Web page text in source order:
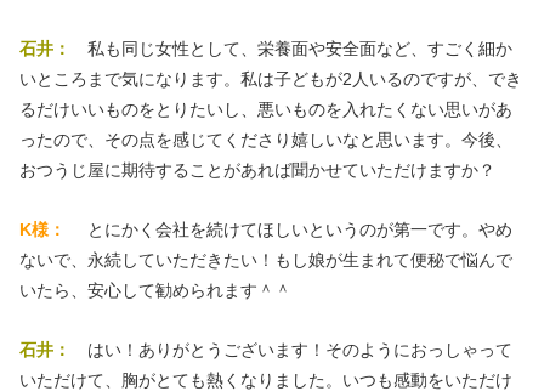
石井：
私も同じ女性として、栄養面や安全面など、すごく細か
いところまで気になります。私は子どもが2人いるのですが、でき
るだけいいものをとりたいし、悪いものを入れたくない思いがあ
ったので、その点を感じてくださり嬉しいなと思います。今後、
おつうじ屋に期待することがあれば聞かせていただけますか？
K様：
とにかく会社を続けてほしいというのが第一です。やめ
ないで、永続していただきたい！もし娘が生まれて便秘で悩んで
いたら、安心して勧められます＾＾
石井：
はい！ありがとうございます！そのようにおっしゃって
いただけて、胸がとても熱くなりました。いつも感動をいただけ